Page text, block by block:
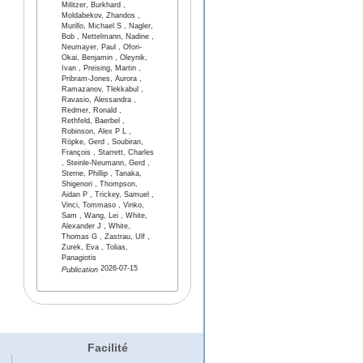
Militzer, Burkhard ,
Moldabekov, Zhandos ,
Murillo, Michael S , Nagler,
Bob , Nettelmann, Nadine ,
Neumayer, Paul , Ofori-
Okai, Benjamin , Oleynik,
Ivan , Preising, Martin ,
Pribram-Jones, Aurora ,
Ramazanov, Tlekkabul ,
Ravasio, Alessandra ,
Redmer, Ronald ,
Rethfeld, Baerbel ,
Robinson, Alex P L ,
Röpke, Gerd , Soubiran,
François , Starrett, Charles
, Steinle-Neumann, Gerd ,
Sterne, Phillip , Tanaka,
Shigenori , Thompson,
Aidan P , Trickey, Samuel ,
Vinci, Tommaso , Vinko,
Sam , Wang, Lei , White,
Alexander J , White,
Thomas G , Zastrau, Ulf ,
Zurek, Eva , Tolias,
Panagiotis
Publication2026-07-15
Facilité